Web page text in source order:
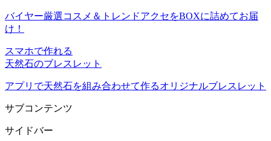
バイヤー厳選コスメ＆トレンドアクセをBOXに詰めてお届
け！
スマホで作れる
天然石のブレスレット
アプリで天然石を組み合わせて作るオリジナルブレスレット
サブコンテンツ
サイドバー